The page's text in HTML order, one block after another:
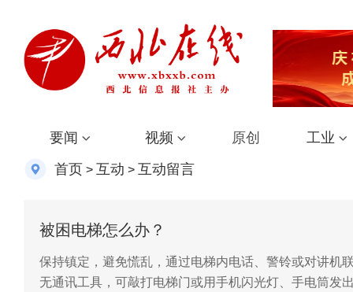
要闻 视频 原创 工业
首页 > 互动 > 互动留言
被困电梯怎么办？
保持镇定，避免慌乱，通过电梯内电话、警铃或对讲机
无通讯工具，可敲打电梯门或用手机闪光灯、手电筒发